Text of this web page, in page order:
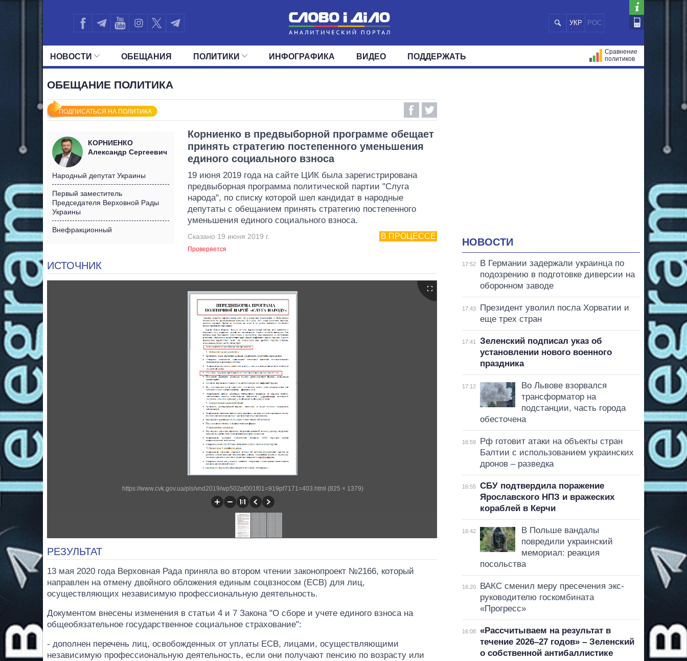
УКР РОС
НОВОСТИ
МИР
ОБЕЩАНИЯ ПОЛИТИКИ
ОКРУГА
ИНФОГРАФИКА ВИДЕО ПОДДЕРЖАТЬ
Сравнение
политиков
ОБЕЩАНИЕ ПОЛИТИКА
ПОДПИСАТЬСЯ НА ПОЛИТИКА
КОРНИЕНКО
Александр Сергеевич
Народный депутат Украины
Первый заместитель
Председателя Верховной Рады
Украины
Внефракционный
Корниенко в предвыборной программе обещает
принять стратегию постепенного уменьшения
единого социального взноса
19 июня 2019 года на сайте ЦИК была зарегистрирована
предвыборная программа политической партии "Слуга
народа", по списку которой шел кандидат в народные
депутаты с обещанием принять стратегию постепенного
уменьшения единого социального взноса.
В ПРОЦЕССЕ
Сказано 19 июня 2019 г.
Проверяется
ИСТОЧНИК
https://www.cvk.gov.ua/pls/vnd2019/wp502pt001f01=919pf7171=403.html (825 × 1379)
РЕЗУЛЬТАТ
13 мая 2020 года Верховная Рада приняла во втором чтении законопроект №2166, который
направлен на отмену двойного обложения единым соцвзносом (ЕСВ) для лиц,
осуществляющих независимую профессиональную деятельность.
Документом внесены изменения в статьи 4 и 7 Закона "О сборе и учете единого взноса на
общеобязательное государственное социальное страхование":
- дополнен перечень лиц, освобожденных от уплаты ЕСВ, лицами, осуществляющими
независимую профессиональную деятельность, если они получают пенсию по возрасту или
НОВОСТИ
17:52
В Германии задержали украинца по
подозрению в подготовке диверсии на
оборонном заводе
17:43
Президент уволил посла Хорватии и
еще трех стран
17:41
Зеленский подписал указ об
установлении нового военного
праздника
17:12
Во Львове взорвался
трансформатор на
подстанции, часть города
обесточена
16:59
Рф готовит атаки на объекты стран
Балтии с использованием украинских
дронов – разведка
16:55
СБУ подтвердила поражение
Ярославского НПЗ и вражеских
кораблей в Керчи
16:42
В Польше вандалы
повредили украинский
мемориал: реакция
посольства
16:20
ВАКС сменил меру пресечения экс-
руководителю госкомбината
«Прогресс»
16:08
«Рассчитываем на результат в
течение 2026–27 годов» – Зеленский
о собственной антибаллистике